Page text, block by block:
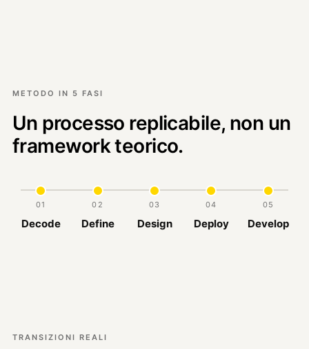
METODO IN 5 FASI
Un processo replicabile, non un
framework teorico.
01
Decode
02
Define
03
Design
04
Deploy
05
Develop
TRANSIZIONI REALI